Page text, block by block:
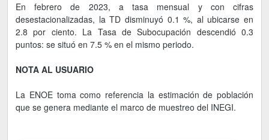
En febrero de 2023, a tasa mensual y con cifras
desestacionalizadas, la TD disminuyó 0.1 %, al ubicarse en
2.8 por ciento. La Tasa de Subocupación descendió 0.3
puntos: se situó en 7.5 % en el mismo periodo.
NOTA AL USUARIO
La ENOE toma como referencia la estimación de población
que se genera mediante el marco de muestreo del INEGI.